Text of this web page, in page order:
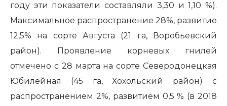
году эти показатели составляли 3,30 и 1,10 %).
Максимальное распространение 28%, развитие
12,5% на сорте Августа (21 га, Воробьевский
район). Проявление корневых гнилей
отмечено с 28 марта на сорте Северодонецкая
Юбилейная (45 га, Хохольский район) с
распространением 2%, развитием 0,5 % (в 2018